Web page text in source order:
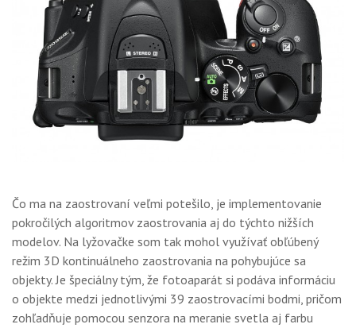
Čo ma na zaostrovaní veľmi potešilo, je implementovanie
pokročilých algoritmov zaostrovania aj do týchto nižších
modelov. Na lyžovačke som tak mohol využívať obľúbený
režim 3D kontinuálneho zaostrovania na pohybujúce sa
objekty. Je špeciálny tým, že fotoaparát si podáva informáciu
o objekte medzi jednotlivými 39 zaostrovacími bodmi, pričom
zohľadňuje pomocou senzora na meranie svetla aj farbu